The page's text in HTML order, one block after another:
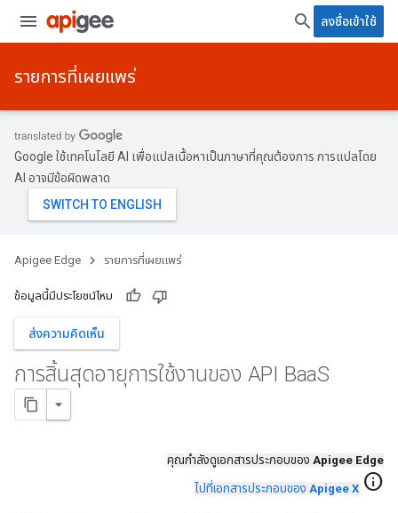
ลงชื่อเข้าใช้
รายการที่เผยแพร่
Google ใช้เทคโนโลยี AI เพื่อแปลเนื้อหาเป็นภาษาที่คุณต้องการ การแปลโดย
AI อาจมีข้อผิดพลาด
Apigee Edge รายการที่เผยแพร่
ข้อมูลนี้มีประโยชน์ไหม
ส่งความคิดเห็น
การสิ้นสุดอายุการใช้งานของ API BaaS
คุณกําลังดูเอกสารประกอบของ Apigee Edge
ไปที่เอกสารประกอบของ Apigee X info